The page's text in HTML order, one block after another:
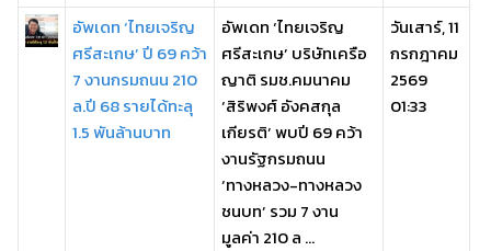
อัพเดท ‘ไทยเจริญ
ศรีสะเกษ’ ปี 69 คว้า
7 งานกรมถนน 210
ล.ปี 68 รายได้ทะลุ
1.5 พันล้านบาท
อัพเดท ‘ไทยเจริญ
ศรีสะเกษ’ บริษัทเครือ
ญาติ รมช.คมนาคม
‘สิริพงศ์ อังคสกุล
เกียรติ’ พบปี 69 คว้า
งานรัฐกรมถนน
‘ทางหลวง-ทางหลวง
ชนบท’ รวม 7 งาน
มูลค่า 210 ล ...
วันเสาร์, 11
กรกฎาคม
2569
01:33